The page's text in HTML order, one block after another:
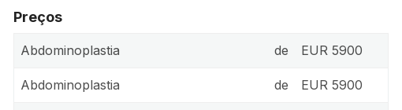
Preços
Abdominoplastia de EUR 5900
Abdominoplastia de EUR 5900